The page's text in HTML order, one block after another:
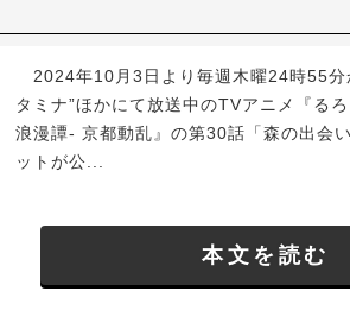
2024年10月3日より毎週木曜24時55分
タミナ”ほかにて放送中のTVアニメ『る
浪漫譚- 京都動乱』の第30話「森の出会
ットが公...
本文を読む